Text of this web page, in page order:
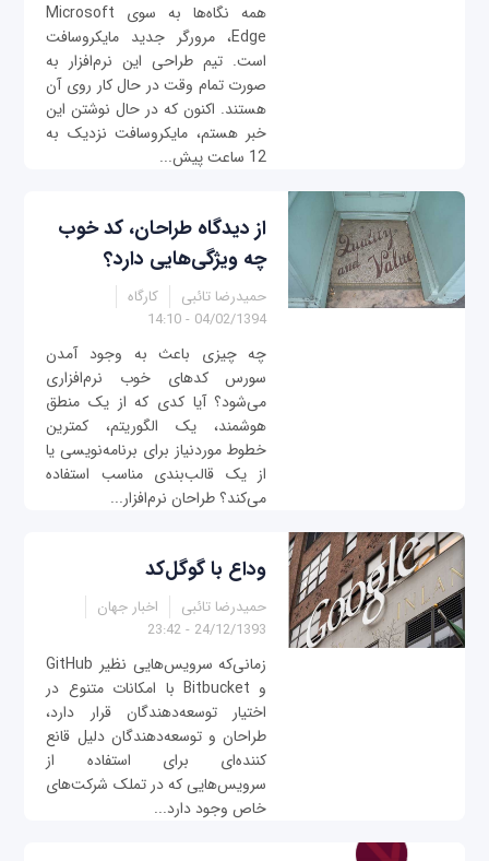
همه نگاه‌ها به سوی Microsoft
Edge، مرورگر جدید مایکروسافت
است. تیم طراحی این نرم‌افزار به
صورت تمام وقت در حال کار روی آن
هستند. اکنون که در حال نوشتن این
خبر هستم، مایکروسافت نزدیک به
12 ساعت پیش...
از دیدگاه طراحان، کد خوب
چه ویژگی‌هایی دارد؟
حمیدرضا تائبی
کارگاه
04/02/1394 - 14:10
چه چیزی باعث به وجود آمدن
سورس کدهای خوب نرم‌افزاری
می‌شود؟ آیا کدی که از یک منطق
هوشمند، یک الگوریتم، کمترین
خطوط موردنیاز برای برنامه‌نویسی یا
از یک قالب‌بندی مناسب استفاده
می‌کند؟ طراحان نرم‌افزار...
وداع با گوگل‌کد
حمیدرضا تائبی
اخبار جهان
24/12/1393 - 23:42
زمانی‌که سرویس‌هایی نظیر GitHub
و Bitbucket با امکانات متنوع در
اختیار توسعه‌دهندگان قرار دارد،
طراحان و توسعه‌دهندگان دلیل قانع
کننده‌ای برای استفاده از
سرویس‌هایی که در تملک شرکت‌های
خاص وجود دارد...